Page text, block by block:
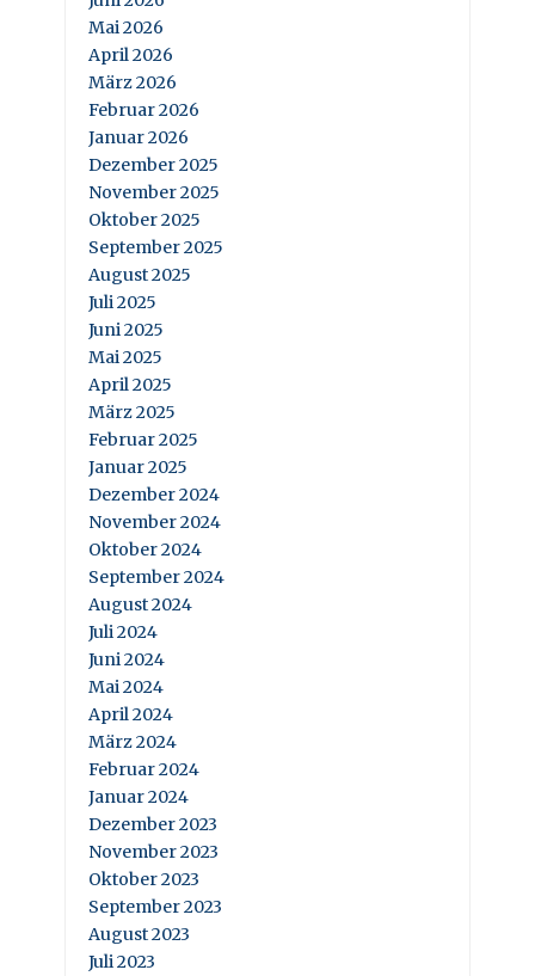
Mai 2026
April 2026
März 2026
Februar 2026
Januar 2026
Dezember 2025
November 2025
Oktober 2025
September 2025
August 2025
Juli 2025
Juni 2025
Mai 2025
April 2025
März 2025
Februar 2025
Januar 2025
Dezember 2024
November 2024
Oktober 2024
September 2024
August 2024
Juli 2024
Juni 2024
Mai 2024
April 2024
März 2024
Februar 2024
Januar 2024
Dezember 2023
November 2023
Oktober 2023
September 2023
August 2023
Juli 2023